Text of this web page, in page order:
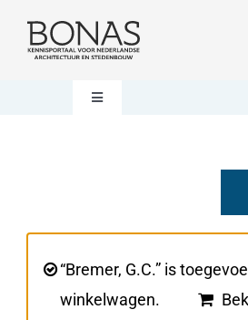
naar
Berichten
Steun BONAS
Toggle
Winkelwagen“Bremer, G.C.” is
winkelwagen.